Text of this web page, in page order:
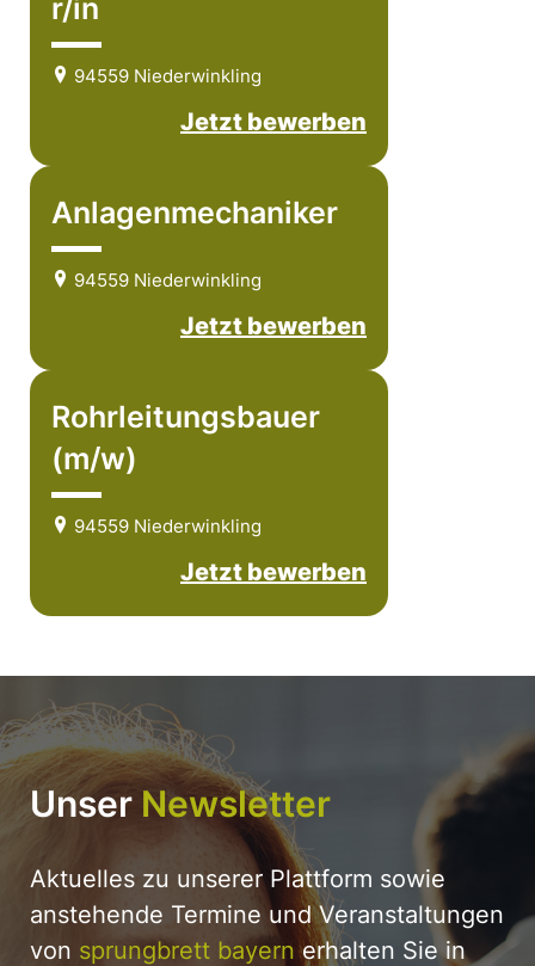
r/in
94559 Niederwinkling
Jetzt bewerben
Anlagenmechaniker
94559 Niederwinkling
Jetzt bewerben
Rohrleitungsbauer
(m/w)
94559 Niederwinkling
Jetzt bewerben
Unser Newsletter
Aktuelles zu unserer Plattform sowie
anstehende Termine und Veranstaltungen
von sprungbrett bayernerhalten Sie in